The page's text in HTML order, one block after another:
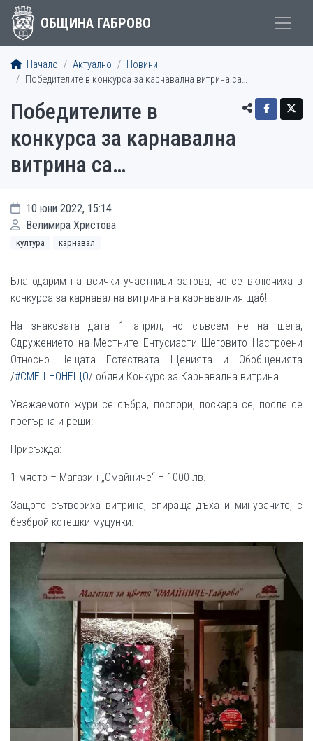
ОБЩИНА ГАБРОВО
Начало Актуално
Новини
Победителите в конкурса за карнавална витрина са…
Победителите в
конкурса за карнавална
витрина са…
10 юни 2022, 15:14
Велимира Христова
култура карнавал
Благодарим на всички участници затова, че се включиха в
конкурса за карнавална витрина на карнавалния щаб!
На знаковата дата 1 април, но съвсем не на шега,
Сдружението на Местните Ентусиасти Шеговито Настроени
Относно Нещата Естествата Щенията и Обобщенията
/#СМЕШНОНЕЩО/ обяви Конкурс за Карнавална витрина.
Уважаемото жури се събра, поспори, поскара се, после се
прегърна и реши:
Присъжда:
1 място – Магазин „Омайниче“ – 1000 лв.
Защото сътвориха витрина, спираща дъха и минувачите, с
безброй котешки муцунки.